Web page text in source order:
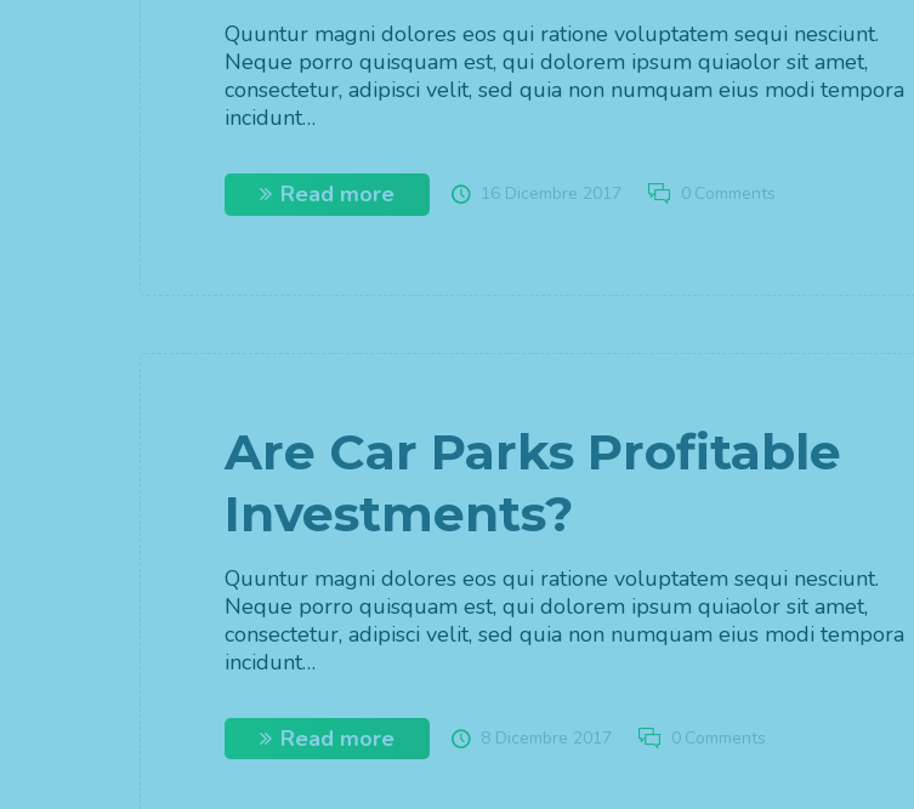
Quuntur magni dolores eos qui ratione voluptatem sequi nesciunt.
Neque porro quisquam est, qui dolorem ipsum quiaolor sit amet,
consectetur, adipisci velit, sed quia non numquam eius modi tempora
incidunt…
Read more 16 Dicembre 2017 0 Comments
Are Car Parks Profitable
Investments?
Quuntur magni dolores eos qui ratione voluptatem sequi nesciunt.
Neque porro quisquam est, qui dolorem ipsum quiaolor sit amet,
consectetur, adipisci velit, sed quia non numquam eius modi tempora
incidunt…
Read more 8 Dicembre 2017 0 Comments